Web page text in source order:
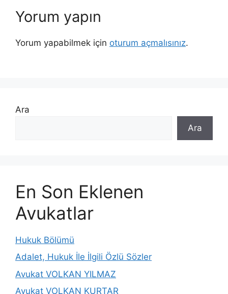
Yorum yapın
Yorum yapabilmek için oturum açmalısınız.
Ara
Ara
En Son Eklenen
Avukatlar
Hukuk Bölümü
Adalet, Hukuk İle İlgili Özlü Sözler
Avukat VOLKAN YILMAZ
Avukat VOLKAN KURTAR